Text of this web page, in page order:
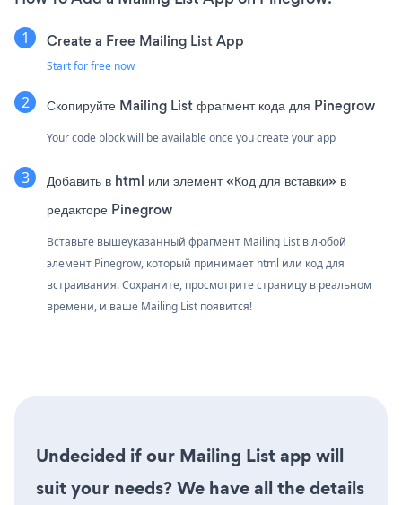
Create a Free Mailing List App
Start for free now
Скопируйте Mailing List фрагмент кода для Pinegrow
Your code block will be available once you create your app
Добавить в html или элемент «Код для вставки» в
редакторе Pinegrow
Вставьте вышеуказанный фрагмент Mailing List в любой
элемент Pinegrow, который принимает html или код для
встраивания. Сохраните, просмотрите страницу в реальном
времени, и ваше Mailing List появится!
Undecided if our Mailing List app will
suit your needs? We have all the details